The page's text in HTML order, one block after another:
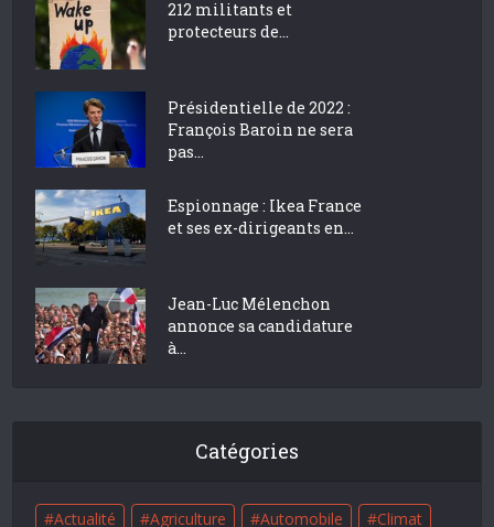
212 militants et
protecteurs de...
Présidentielle de 2022 :
François Baroin ne sera
pas...
Espionnage : Ikea France
et ses ex-dirigeants en...
Jean-Luc Mélenchon
annonce sa candidature
à...
Catégories
Actualité Agriculture Automobile Climat